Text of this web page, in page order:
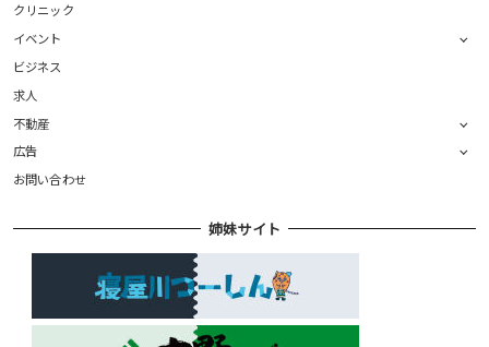
クリニック
イベント
ビジネス
求人
不動産
広告
お問い合わせ
姉妹サイト